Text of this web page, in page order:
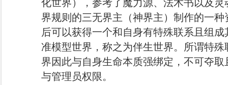
化世界），参考了魔力源、法术书以及
界规则的三无界主（神界主）制作的一
后可以获得一个和自身有特殊联系且组
准模型世界，称之为伴生世界。所谓特
界因此与自身生命本质强绑定，不可夺
与管理员权限。